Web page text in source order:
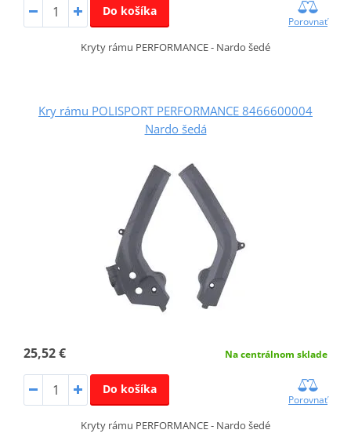
Do košíka
Porovnať
Kryty rámu PERFORMANCE - Nardo šedé
Kry rámu POLISPORT PERFORMANCE 8466600004
Nardo šedá
25,52 € Na centrálnom sklade
Do košíka
Porovnať
Kryty rámu PERFORMANCE - Nardo šedé